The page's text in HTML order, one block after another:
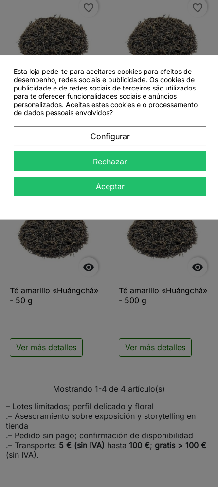

favorite_border
Té amarillo «Huángchá»
- 1 kg

favorite_border
Té amarillo «Huángchá»
- 200 g

favorite_border
Té amarillo «Huángchá»
- 50 g
Ver más detalles

favorite_border
Té amarillo «Huángchá»
- 500 g
Ver más detalles
Mostrando 1-4 de 4 artículo(s)
– Lotes limitados; perfil delicado y floral
.– Asesoramiento sobre exposición y storytelling en
tienda
.– Pedido sin pago; confirmación de disponibilidad
.– Transporte: 5 € (sin IVA) hasta 100 €; gratis > 100 €
(sin IVA).
Esta loja pede-te para aceitares cookies para efeitos de
desempenho, redes sociais e publicidade. Os cookies de
publicidade e de redes sociais de terceiros são utilizados
para te oferecer funcionalidades sociais e anúncios
personalizados. Aceitas estes cookies e o processamento
de dados pessoais envolvidos?
Configurar
Rechazar
Aceptar